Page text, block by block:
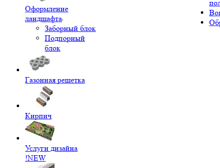
Оформление
ландшафта
Заборный блок
Подпорный
блок
Газонная решетка
Кирпич
Услуги дизайна
!NEW